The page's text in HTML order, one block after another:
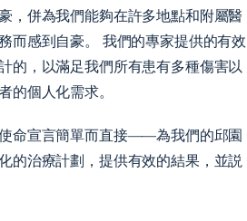
，併為我們能夠在許多地點和附屬醫
而感到自豪。 我們的專家提供的有效
的，以滿足我們所有患有多種傷害以
的個人化需求。
命宣言簡單而直接——為我們的邱園
治療計劃，提供有效的結果，並説